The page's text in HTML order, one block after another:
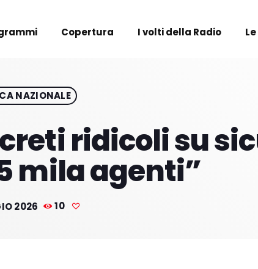
Copertura I volti della Radio
NAZIONALE
ridicoli su
mila agenti”
2026 10